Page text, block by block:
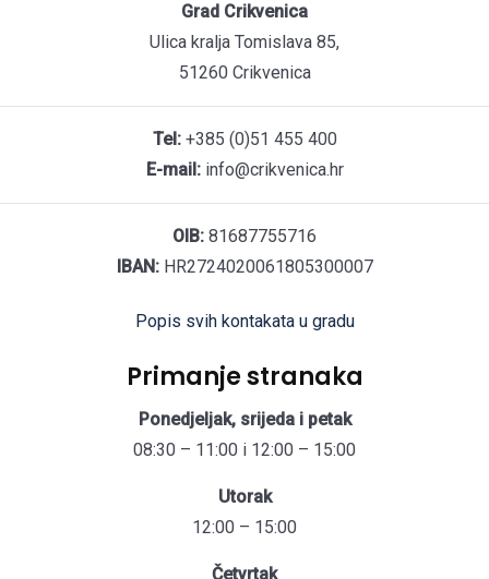
Grad Crikvenica
Ulica kralja Tomislava 85,
51260 Crikvenica
Tel:+385 (0)51 455 400
E-mail:info@crikvenica.hr
OIB: 81687755716
IBAN:HR2724020061805300007
Popis svih kontakata u gradu
Primanje stranaka
Ponedjeljak, srijeda i petak
08:30 – 11:00 i 12:00 – 15:00
Utorak
12:00 – 15:00
Četvrtak